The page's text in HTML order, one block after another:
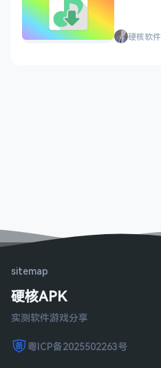
硬核软件
sitemap
硬核APK
实测软件游戏分享
粤ICP备2025502263号